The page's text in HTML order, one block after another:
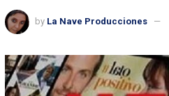
by La Nave Producciones
04:00
7°C 6°C 6°C 5°C